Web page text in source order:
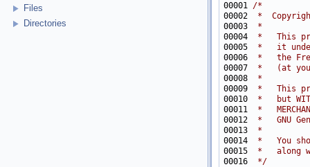
Files
Directories
00001 /*
00002
*
00003
*
00004
*   This
00005
*   it under
00006
*   the
00007
*   (at
00008
*
00009
*   This
00010
*   but
00011
*
00012
*   GNU
00013
*
00014
*   You
00015
*   along
00016
*/